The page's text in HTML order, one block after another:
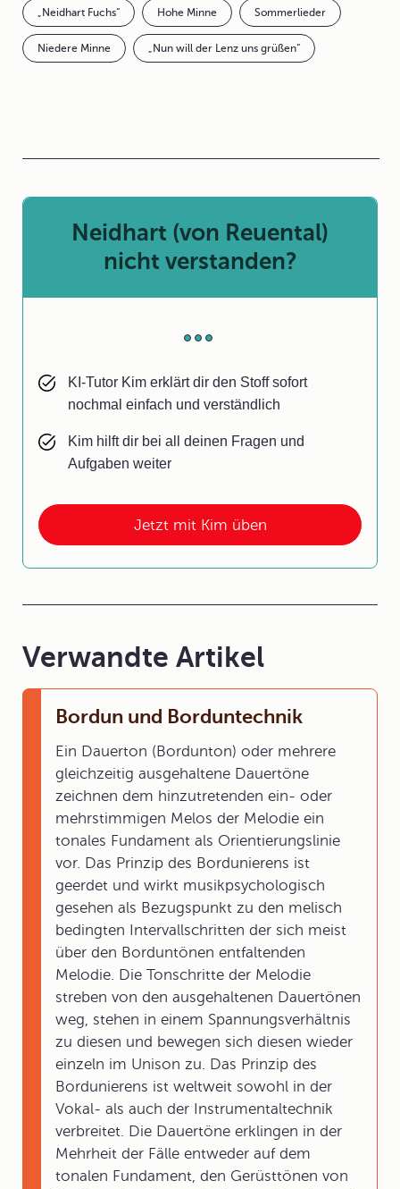
„Neidhart Fuchs“ Hohe Minne Sommerlieder
Niedere Minne „Nun will der Lenz uns grüßen“
Jetzt mit Kim üben
Neidhart (von Reuental)
nicht verstanden?
KI-Tutor Kim erklärt dir den Stoff sofort
nochmal einfach und verständlich
Kim hilft dir bei all deinen Fragen und
Aufgaben weiter
Verwandte Artikel
Bordun und Borduntechnik
Ein Dauerton (Bordunton) oder mehrere
gleichzeitig ausgehaltene Dauertöne
zeichnen dem hinzutretenden ein- oder
mehrstimmigen Melos der Melodie ein
tonales Fundament als Orientierungslinie
vor. Das Prinzip des Bordunierens ist
geerdet und wirkt musikpsychologisch
gesehen als Bezugspunkt zu den melisch
bedingten Intervallschritten der sich meist
über den Borduntönen entfaltenden
Melodie. Die Tonschritte der Melodie
streben von den ausgehaltenen Dauertönen
weg, stehen in einem Spannungsverhältnis
zu diesen und bewegen sich diesen wieder
einzeln im Unison zu. Das Prinzip des
Bordunierens ist weltweit sowohl in der
Vokal- als auch der Instrumentaltechnik
verbreitet. Die Dauertöne erklingen in der
Mehrheit der Fälle entweder auf dem
tonalen Fundament, den Gerüsttönen von